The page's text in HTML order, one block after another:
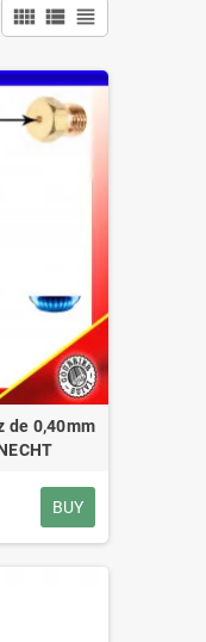
view_comfy view_list view_headline
de 0,40mm
BUY